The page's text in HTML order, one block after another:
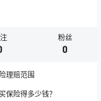
粉丝
0
理赔范围
保险得多少钱？